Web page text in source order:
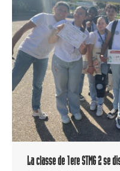
La classe de 1ere STMG 2 se